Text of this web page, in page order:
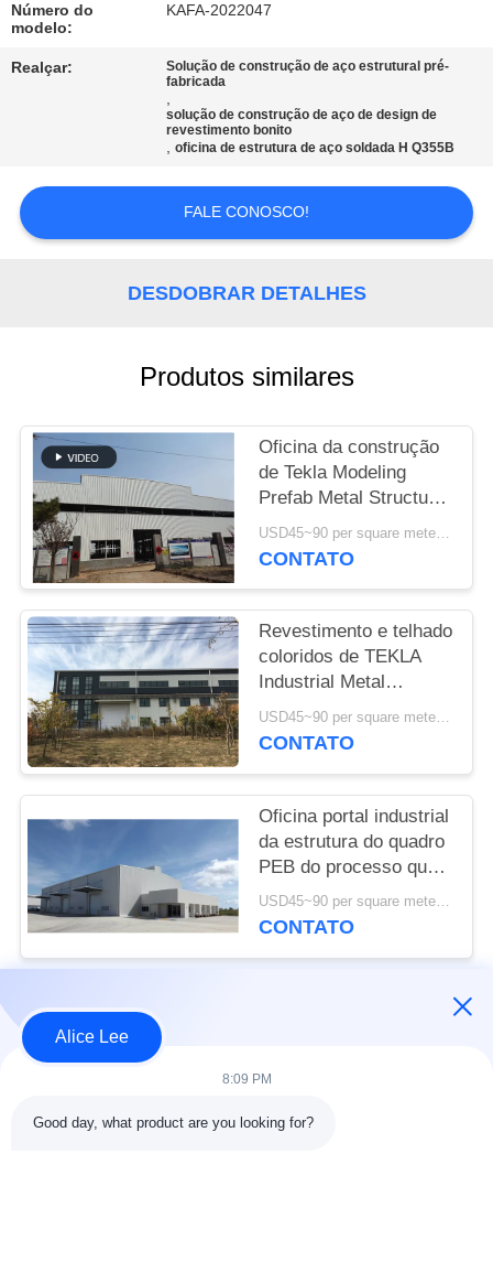
CONTROLE
DE
QUALIDADE
CONTACTE-
NOS
DO
SITE
POLÍTICA
DE
PRIVACIDADE
Número do
modelo:
KAFA-2022047
Realçar:
Solução de construção de aço estrutural pré-
fabricada
,
solução de construção de aço de design de
revestimento bonito
,oficina de estrutura de aço soldada H Q355B
FALE CONOSCO!
DESDOBRAR DETALHES
Produtos similares
Oficina da construção
de Tekla Modeling
Prefab Metal Structure
de grande resistência
USD45~90 per square meter MOQ:1000 medidores quadrados
CONTATO
Revestimento e telhado
coloridos de TEKLA
Industrial Metal
Workshop Building
USD45~90 per square meter MOQ:1000 medidores quadrados
CONTATO
Oficina portal industrial
da estrutura do quadro
PEB do processo que
constrói o padrão de
ISO
USD45~90 per square meter MOQ:1000 medidores quadrados
CONTATO
Categorias populares Todos
construção de aço
de aço
Alice Lee
8:09 PM
Good day, what product are you looking for?